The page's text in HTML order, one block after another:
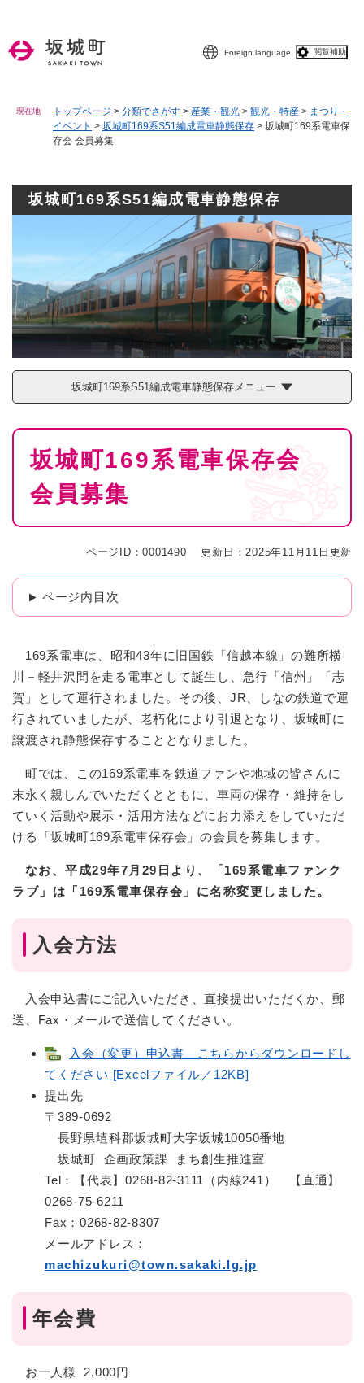
Foreign language 閲覧補助
現在地 トップページ > 分類でさがす > 産業・観光 > 観光・特産 > まつり・
イベント > 坂城町169系S51編成電車静態保存 > 坂城町169系電車保
存会 会員募集
坂城町169系S51編成電車静態保存
坂城町169系S51編成電車静態保存メニュー
本
坂城町169系電車保存会
会員募集
ページID：0001490 更新日：2025年11月11日更新
ページ内目次
169系電車は、昭和43年に旧国鉄「信越本線」の難所横
川－軽井沢間を走る電車として誕生し、急行「信州」「志
賀」として運行されました。その後、JR、しなの鉄道で運
行されていましたが、老朽化により引退となり、坂城町に
譲渡され静態保存することとなりました。
町では、この169系電車を鉄道ファンや地域の皆さんに
末永く親しんでいただくとともに、車両の保存・維持をし
ていく活動や展示・活用方法などにお力添えをしていただ
ける「坂城町169系電車保存会」の会員を募集します。
なお、平成29年7月29日より、「169系電車ファンク
ラブ」は「169系電車保存会」に名称変更しました。
入会方法
入会申込書にご記入いただき、直接提出いただくか、郵
送、Fax・メールで送信してください。
入会（変更）申込書 こちらからダウンロードし
てください [Excelファイル／12KB]
提出先
〒389-0692
長野県埴科郡坂城町大字坂城10050番地
坂城町 企画政策課 まち創生推進室
Tel：【代表】0268-82-3111（内線241） 【直通】
0268-75-6211
Fax：0268-82-8307
メールアドレス：
machizukuri@town.sakaki.lg.jp
年会費
お一人様 2,000円